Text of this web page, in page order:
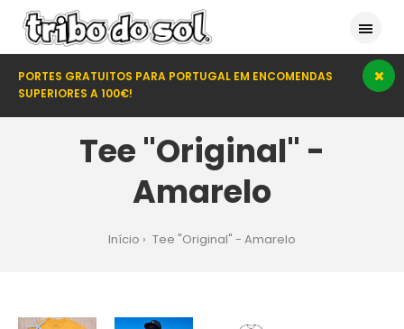
PORTES GRATUITOS PARA PORTUGAL EM ENCOMENDAS
SUPERIORES A 100€!
Tee "Original" -
Amarelo
Início Tee "Original" - Amarelo